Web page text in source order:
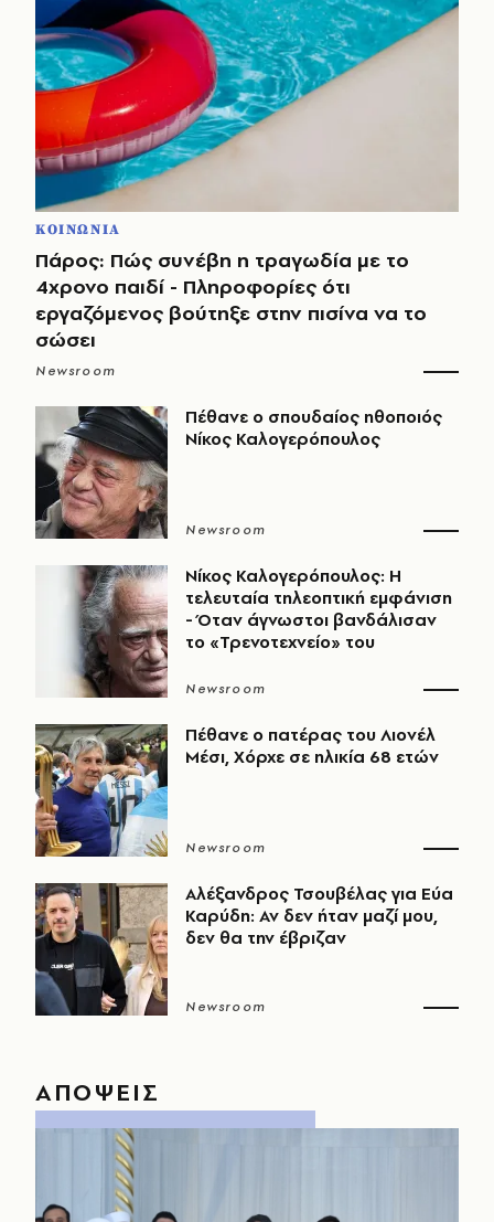
ΚΟΙΝΩΝΙΑ
Πάρος: Πώς συνέβη η τραγωδία με το
4χρονο παιδί - Πληροφορίες ότι
εργαζόμενος βούτηξε στην πισίνα να το
σώσει
Newsroom
Πέθανε ο σπουδαίος ηθοποιός
Νίκος Καλογερόπουλος
Newsroom
Νίκος Καλογερόπουλος: Η
τελευταία τηλεοπτική εμφάνιση
- Όταν άγνωστοι βανδάλισαν
το «Τρενοτεχνείο» του
Newsroom
Πέθανε ο πατέρας του Λιονέλ
Μέσι, Χόρχε σε ηλικία 68 ετών
Newsroom
Αλέξανδρος Τσουβέλας για Εύα
Καρύδη: Αν δεν ήταν μαζί μου,
δεν θα την έβριζαν
Newsroom
ΑΠΟΨΕΙΣ